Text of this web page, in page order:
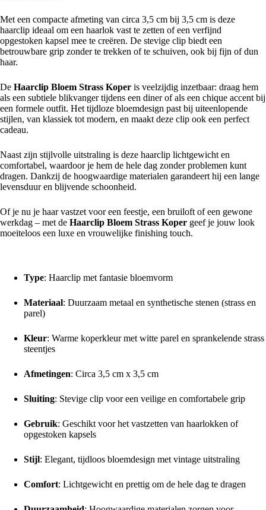
Met een compacte afmeting van circa 3,5 cm bij 3,5 cm is deze
haarclip ideaal om een haarlok vast te zetten of een verfijnd
opgestoken kapsel mee te creëren. De stevige clip biedt een
betrouwbare grip zonder te trekken of te schuiven, ook bij fijn of dun
haar.
De Haarclip Bloem Strass Koper is veelzijdig inzetbaar: draag hem
als een subtiele blikvanger tijdens een diner of als een chique accent bij
een formele outfit. Het tijdloze bloemdesign past bij uiteenlopende
stijlen, van klassiek tot modern, en maakt deze clip ook een perfect
cadeau.
Naast zijn stijlvolle uitstraling is deze haarclip lichtgewicht en
comfortabel, waardoor je hem de hele dag zonder problemen kunt
dragen. Dankzij de hoogwaardige materialen garandeert hij een lange
levensduur en blijvende schoonheid.
Of je nu je haar vastzet voor een feestje, een bruiloft of een gewone
werkdag – met de Haarclip Bloem Strass Koper geef je jouw look
moeiteloos een luxe en vrouwelijke finishing touch.
Type: Haarclip met fantasie bloemvorm
Materiaal: Duurzaam metaal en synthetische stenen (strass en
parel)
Kleur: Warme koperkleur met witte parel en sprankelende strass
steentjes
Afmetingen: Circa 3,5 cm x 3,5 cm
Sluiting: Stevige clip voor een veilige en comfortabele grip
Gebruik: Geschikt voor het vastzetten van haarlokken of
opgestoken kapsels
Stijl: Elegant, tijdloos bloemdesign met vintage uitstraling
Comfort: Lichtgewicht en prettig om de hele dag te dragen